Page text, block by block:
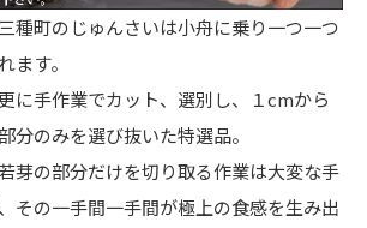
種町のじゅんさいは小舟に乗り一つ一つ
ます。
に手作業でカット、選別し、１cmから
分のみを選び抜いた特選品。
芽の部分だけを切り取る作業は大変な手
その一手間一手間が極上の食感を生み出